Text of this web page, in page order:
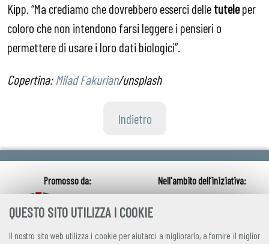
QUESTO SITO UTILIZZA I COOKIE
Il nostro sito web utilizza i cookie per aiutarci a migliorarlo, a fornire il miglior
Kipp. “Ma crediamo che dovrebbero esserci delletuteleper
coloro che non intendono farsi leggere i pensieri o
permettere di usare i loro dati biologici”.
Copertina:Milad Fakurian/unsplash
Indietro